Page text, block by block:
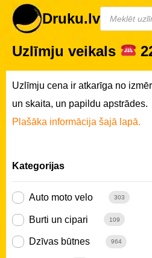
Druku.lv
Uzlīmju veikals
Uzlīmju cena ir atkarīga no
un skaita, un papildu apstrādes.
Plašāka informācija šajā lapā.
Kategorijas
Auto moto velo 303
Burti un cipari 109
Dzīvas būtnes 964